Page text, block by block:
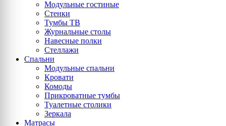
Модульные гостиные
Стенки
Тумбы ТВ
Журнальные столы
Навесные полки
Стеллажи
Спальни
Модульные спальни
Кровати
Комоды
Прикроватные тумбы
Туалетные столики
Зеркала
Матрасы